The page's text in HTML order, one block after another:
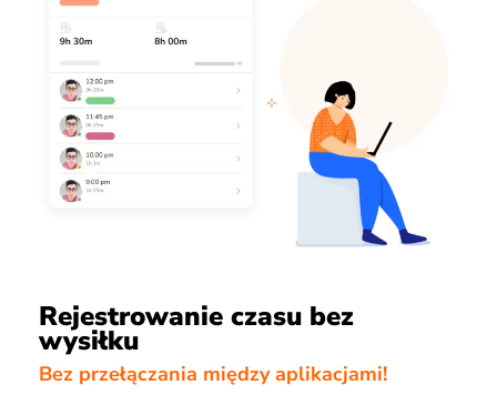
Rejestrowanie czasu bez
wysiłku
Bez przełączania między aplikacjami!